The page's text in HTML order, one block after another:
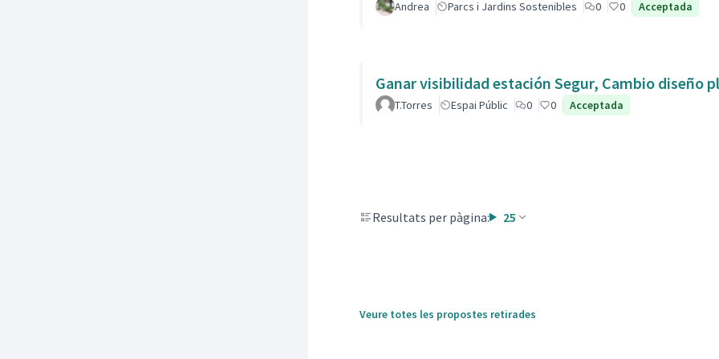
Andrea Parcs i Jardins Sostenibles 0 0 Acceptada
Ganar visibilidad estación Segur, Cambio diseño
T.Torres Espai Públic 0 0 Acceptada
Resultats per pàgina: 25
Veure totes les propostes retirades